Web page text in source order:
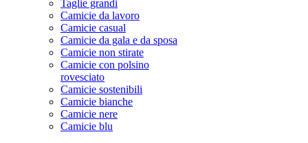
Taglie grandi
Camicie da lavoro
Camicie casual
Camicie da gala e da sposa
Camicie non stirate
Camicie con polsino
rovesciato
Camicie sostenibili
Camicie bianche
Camicie nere
Camicie blu